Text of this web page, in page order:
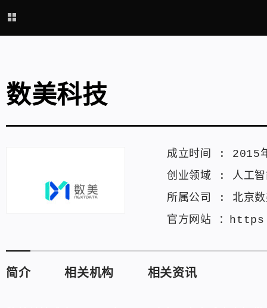
数美科技
成立时间 : 2015
创业领域 : 人工
所属公司 : 北京
官方网站 ：
简介 相关机构 相关资讯